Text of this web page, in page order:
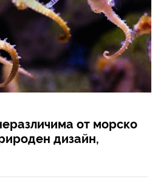
от морско
дизайн,